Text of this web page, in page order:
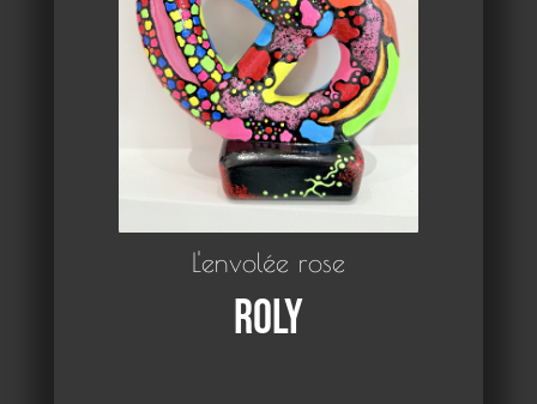
L'envolée rose
Roly